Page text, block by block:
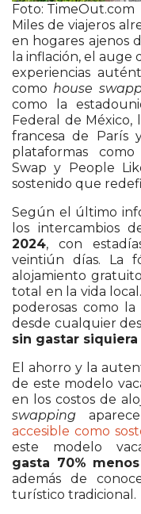
Foto: TimeOut.com
Miles de viajeros
en hogares ajenos
la inflación, el
experiencias
como house
como la
Federal de México,
francesa de París
plataformas
Swap y People
sostenido que
Según el último
los intercambios
2024, con
veintiún días. La
alojamiento
total en la vida
poderosas como
desde cualquier
sin gastar
El ahorro y la
de este modelo
en los costos de
swapping
accesible como
este modelo
gasta 70%
además de
turístico tradicional.